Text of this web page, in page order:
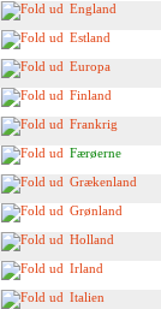
England
Estland
Europa
Finland
Frankrig
Færøerne
Grækenland
Grønland
Holland
Irland
Italien